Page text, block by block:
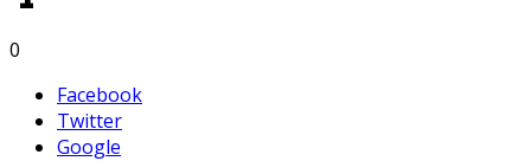
0
Facebook
Twitter
Google